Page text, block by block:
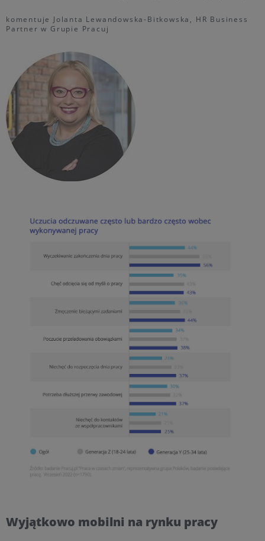
komentuje Jolanta Lewandowska-Bitkowska, HR Business
Partner w Grupie Pracuj
Wyjątkowo mobilni na rynku pracy